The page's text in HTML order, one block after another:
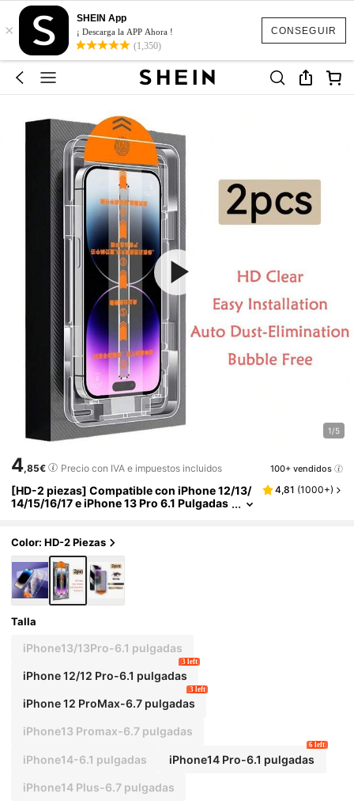
CONSEGUIR
×
SHEIN App
¡ Descarga la APP Ahora !
(1,350)
1/5
4,85€ Precio con IVA e impuestos incluidos 100+ vendidos
[HD-2 piezas] Compatible con iPhone 12/13/
14/15/16/17 e iPhone 13 Pro 6.1 Pulgadas
e XR XS/MAX con eliminación automática de
polvo, sin burbujas, HD claro, fácil instalació
n
4,81 (1000+)
Color: HD-2 Piezas
Talla
iPhone13/13Pro-6.1 pulgadas
iPhone 12/12 Pro-6.1 pulgadas
3 left
iPhone 12 ProMax-6.7 pulgadas
3 left
iPhone13 Promax-6.7 pulgadas
iPhone14-6.1 pulgadas iPhone14 Pro-6.1 pulgadas
6 left
iPhone14 Plus-6.7 pulgadas